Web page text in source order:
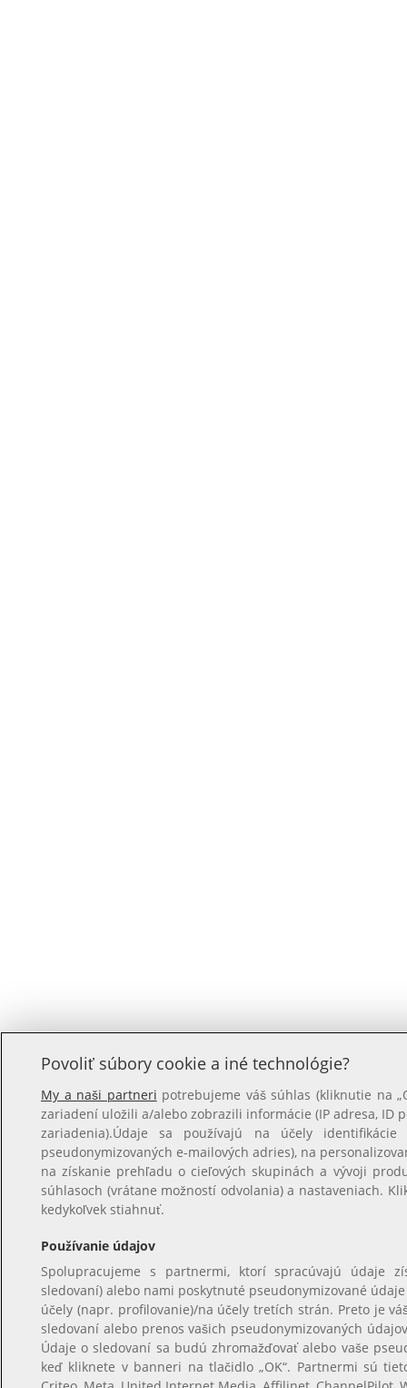
Povoliť súbory cookie a iné technológie?
My a naši partneri potrebujeme váš súhlas (kliknutie na
zariadení uložili a/alebo zobrazili informácie (IP adresa, ID
zariadenia).Údaje sa používajú na účely
pseudonymizovaných e-mailových adries), na
na získanie prehľadu o cieľových skupinách a vývoji
súhlasoch (vrátane možností odvolania) a nastaveniach.
kedykoľvek stiahnuť.
Používanie údajov
Spolupracujeme s partnermi, ktorí spracúvajú údaje
sledovaní) alebo nami poskytnuté pseudonymizované
účely (napr. profilovanie)/na účely tretích strán. Preto je
sledovaní alebo prenos vašich pseudonymizovaných
Údaje o sledovaní sa budú zhromažďovať alebo vaše
keď kliknete v banneri na tlačidlo „OK“. Partnermi sú